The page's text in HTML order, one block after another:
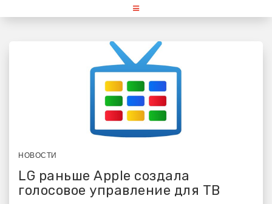
«Используй Mac» — блог для
любителей и поклонников
продукции Apple
НОВОСТИ
LG раньше Apple создала
голосовое управление для ТВ